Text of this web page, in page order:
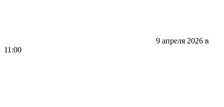
9 апреля 2026 в
11:00